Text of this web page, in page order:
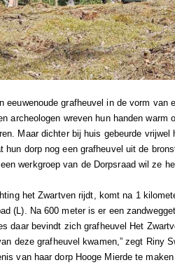
grafheuvel in de vorm van
archeologen wreven hun handen warm
Maar dichter bij huis gebeurde vrijwel
hun dorp nog een grafheuvel uit de
werkgroep van de Dorpsraad wil ze
het Zwartven rijdt, komt na 1
(L). Na 600 meter is er een
daar bevindt zich grafheuvel Het
deze grafheuvel kwamen,” zegt Riny
van haar dorp Hooge Mierde te